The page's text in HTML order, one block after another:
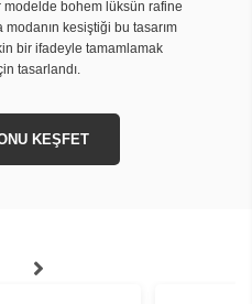
modelde bohem lüksün rafine
kesiştiği bu tasarım
bir ifadeyle tamamlamak
tasarlandı.
KEŞFET